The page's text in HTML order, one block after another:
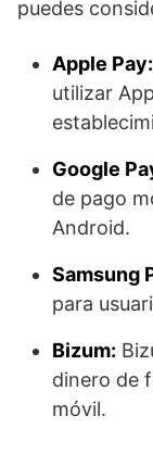
puedes
Apple Pay:
utilizar
Google
de pago
Android.
Samsung
para
Bizum:
dinero de
móvil.